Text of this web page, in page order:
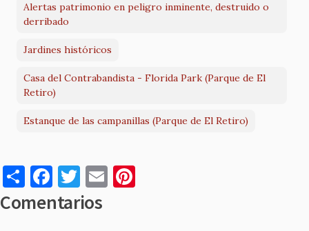
Alertas patrimonio en peligro inminente, destruido o
derribado
Jardines históricos
Casa del Contrabandista - Florida Park (Parque de El
Retiro)
Estanque de las campanillas (Parque de El Retiro)
S
h
ar
F
a
c
T
w
it
E
m
Comentarios